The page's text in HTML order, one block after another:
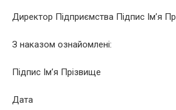
Директор Підприємства Підпис Ім’я
З наказом ознайомлені:
Підпис Ім’я Прізвище
Дата